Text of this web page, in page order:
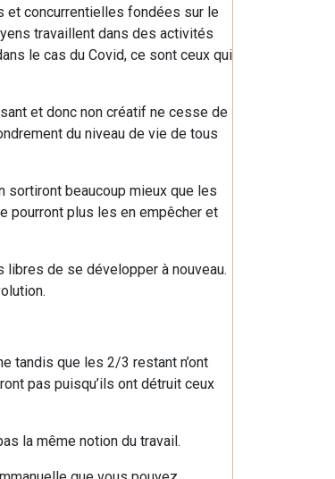
et concurrentielles fondées sur le
travaillent dans des activités
le cas du Covid, ce sont ceux qui
et donc non créatif ne cesse de
du niveau de vie de tous
sortiront beaucoup mieux que les
pourront plus les en empêcher et
libres de se développer à nouveau.
tandis que les 2/3 restant n’ont
pas puisqu’ils ont détruit ceux
la même notion du travail.